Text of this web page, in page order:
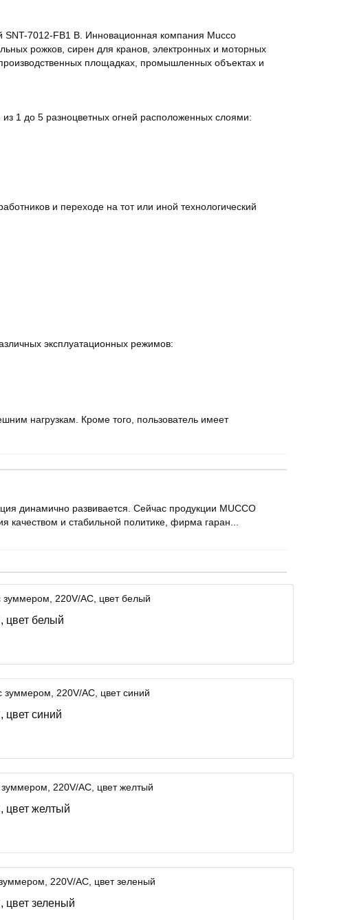
7012-FB1 B. Инновационная компания Mucco
рожков, сирен для кранов, электронных и моторных
площадках, промышленных объектах и
1 до 5 разноцветных огней расположенных слоями:
и переходе на тот или иной технологический
эксплуатационных режимов:
нагрузкам. Кроме того, пользователь имеет
динамично развивается. Сейчас продукции MUCCO
и стабильной политике, фирма гаран...
цвет белый
цвет синий
цвет желтый
цвет зеленый